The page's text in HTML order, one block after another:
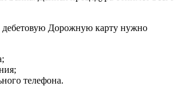
дебетовую Дорожную карту нужно
телефона.